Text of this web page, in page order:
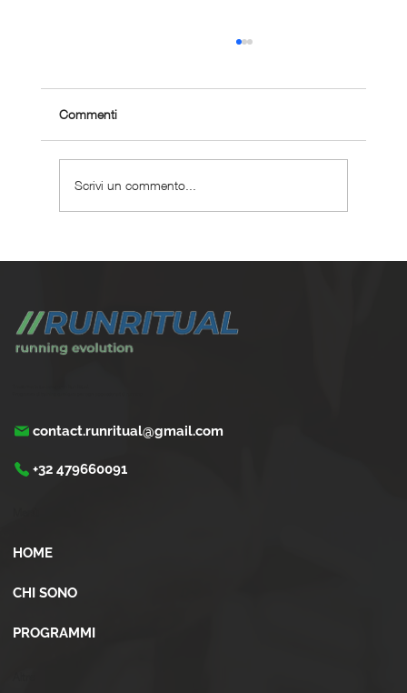
Commenti
Scrivi un commento...
contact.runritual@gmail.com
+32 479660091
HOME
CHI SONO
PROGRAMMI